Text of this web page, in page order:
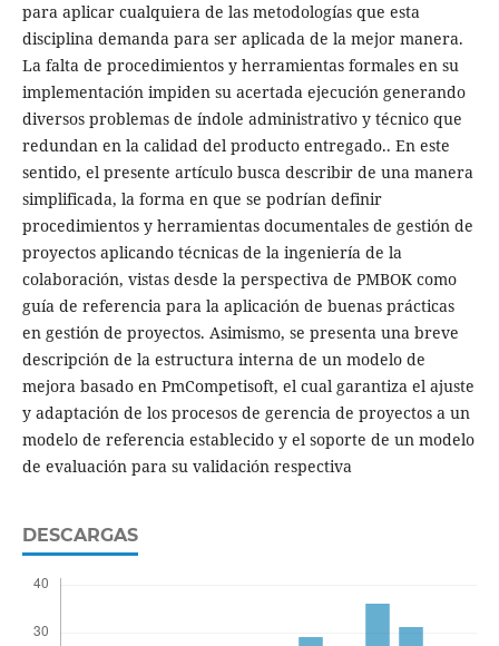
para aplicar cualquiera de las metodologías que esta
disciplina demanda para ser aplicada de la mejor manera.
La falta de procedimientos y herramientas formales en su
implementación impiden su acertada ejecución generando
diversos problemas de índole administrativo y técnico que
redundan en la calidad del producto entregado.. En este
sentido, el presente artículo busca describir de una manera
simplificada, la forma en que se podrían definir
procedimientos y herramientas documentales de gestión de
proyectos aplicando técnicas de la ingeniería de la
colaboración, vistas desde la perspectiva de PMBOK como
guía de referencia para la aplicación de buenas prácticas
en gestión de proyectos. Asimismo, se presenta una breve
descripción de la estructura interna de un modelo de
mejora basado en PmCompetisoft, el cual garantiza el ajuste
y adaptación de los procesos de gerencia de proyectos a un
modelo de referencia establecido y el soporte de un modelo
de evaluación para su validación respectiva
DESCARGAS